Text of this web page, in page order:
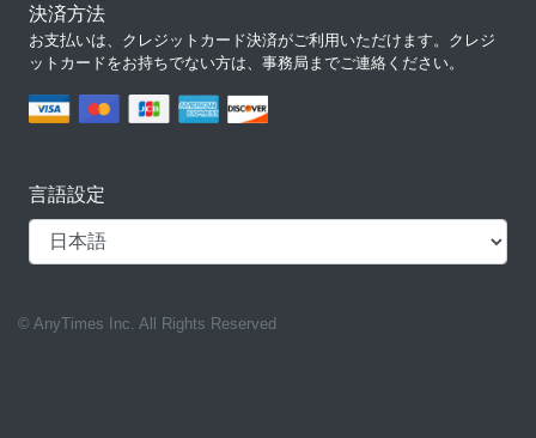
決済方法
お支払いは、クレジットカード決済がご利用いただけます。クレジ
ットカードをお持ちでない方は、事務局までご連絡ください。
言語設定
© AnyTimes Inc. All Rights Reserved